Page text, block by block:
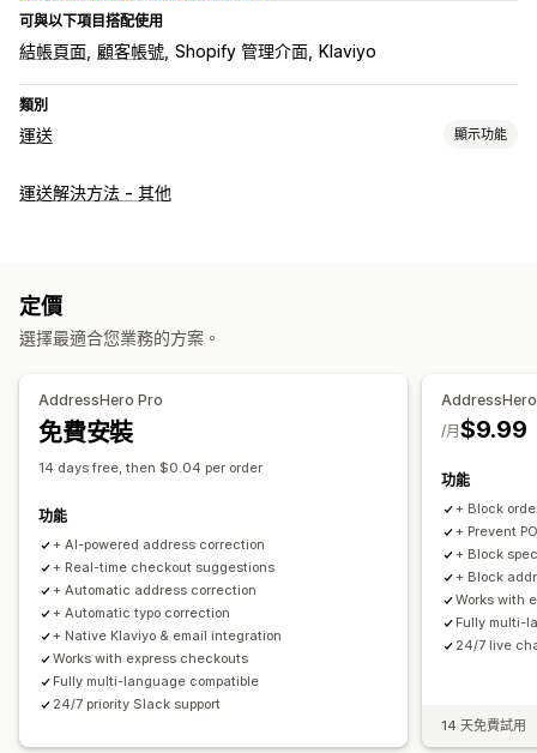
可與以下項目搭配使用
結帳頁面 顧客帳號 Shopify 管理介面 Klaviyo
類別
運送 顯示功能
標籤和包材
電子郵件通知
運送解決方法 - 其他
定價
選擇最適合您業務的方案。
AddressHero Pro
免費安裝
14 days free, then $0.04 per order
功能
+ AI-powered address correction
+ Real-time checkout suggestions
+ Automatic address correction
+ Automatic typo correction
+ Native Klaviyo & email integration
Works with express checkouts
Fully multi-language compatible
24/7 priority Slack support
$9.99
/月
功能
+ Block
+ Prevent
+ Block
+ Block
Works with
Fully multi-
24/7 live
14 天免費試用